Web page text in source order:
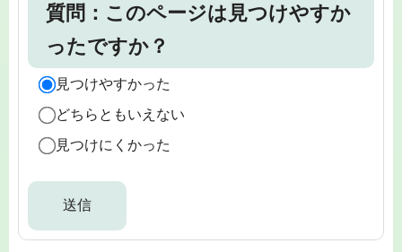
質問：このページは見つけやすか
ったですか？
見つけやすかった
どちらともいえない
見つけにくかった